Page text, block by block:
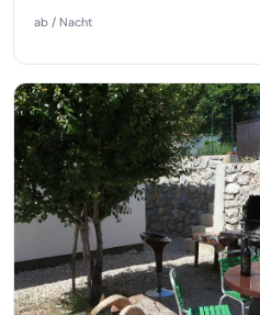
ab / Nacht